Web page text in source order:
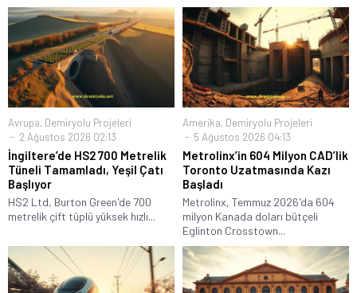
Avrupa, Demiryolu Projeleri
2 Ağustos 2026 02:13
İngiltere’de HS2 700 Metrelik
Tüneli Tamamladı, Yeşil Çatı
Başlıyor
HS2 Ltd, Burton Green'de 700
metrelik çift tüplü yüksek hızlı...
Amerika, Demiryolu Projeleri
5 Ağustos 2026 04:13
Metrolinx’in 604 Milyon CAD’lik
Toronto Uzatmasında Kazı
Başladı
Metrolinx, Temmuz 2026'da 604
milyon Kanada doları bütçeli
Eglinton Crosstown...